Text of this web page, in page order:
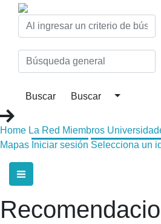
Home La Red Miembros
Mapas Iniciar sesión Selecciona un